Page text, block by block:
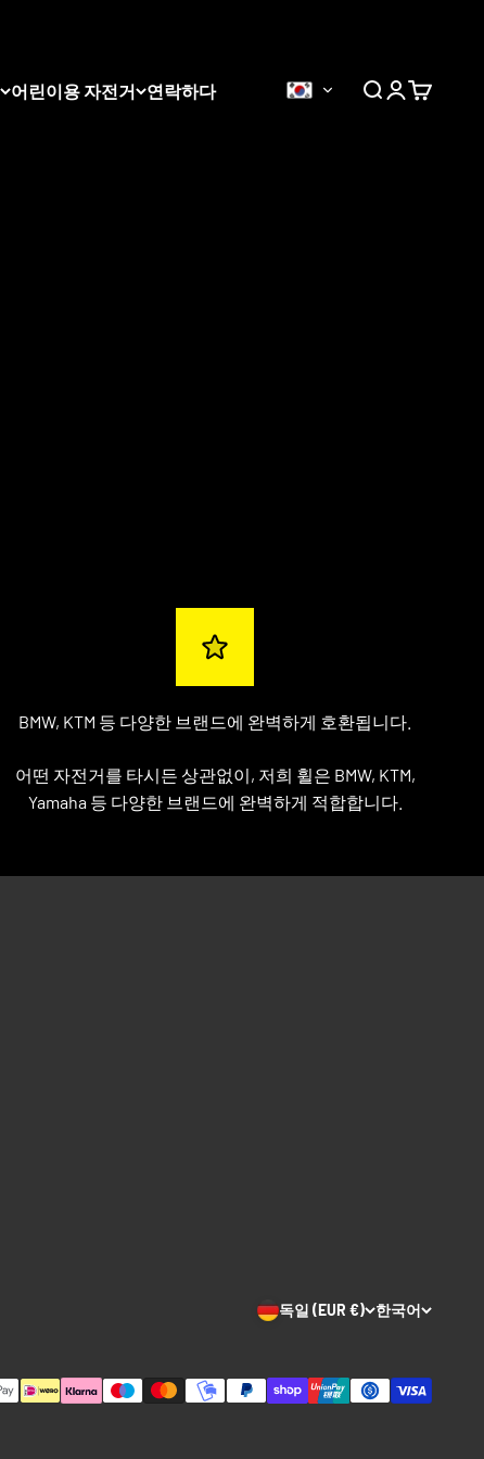
어린이용 자전거 연락하다
검색로그인장바구니
0
BMW, KTM 등 다양한 브랜드에 완벽하게 호환됩니다.
어떤 자전거를 타시든 상관없이, 저희 휠은 BMW, KTM,
Yamaha 등 다양한 브랜드에 완벽하게 적합합니다.
독일 (EUR €) 한국어